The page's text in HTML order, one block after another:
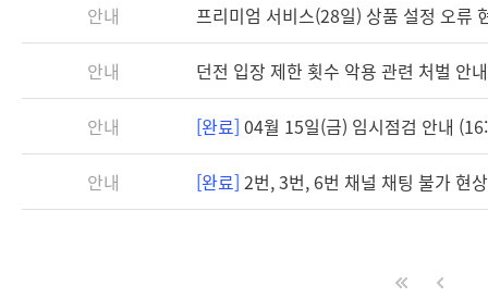
안내 프리미엄 서비스(28일) 상품 설정 오류
안내 던전 입장 제한 횟수 악용 관련 처벌 안내
안내 [완료] 04월 15일(금) 임시점검 안내
안내 [완료] 2번, 3번, 6번 채널 채팅 불가 현